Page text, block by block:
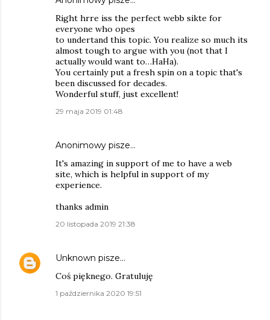
Right hrre iss the perfect webb sikte for
everyone who opes
to undertand this topic. You realize so much its
almost tough to argue with you (not that I
actually would want to…HaHa).
You certainly put a fresh spin on a topic that's
been discussed for decades.
Wonderful stuff, just excellent!
29 maja 2019 01:48
Anonimowy pisze…
It's amazing in support of me to have a web
site, which is helpful in support of my
experience.
thanks admin
20 listopada 2019 21:38
Unknown pisze…
Coś pięknego. Gratuluję
1 października 2020 19:51